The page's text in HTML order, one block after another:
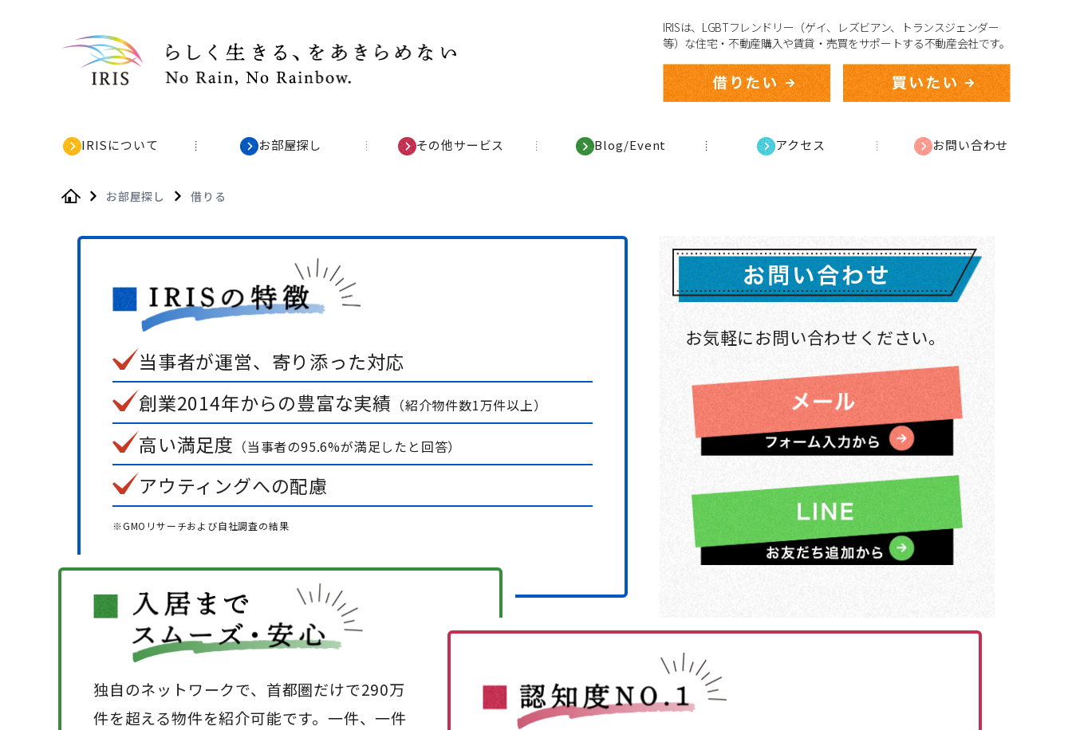
IRISは、LGBTフレンドリー（ゲイ、レズビアン、トランスジェンダー
等）な住宅・不動産購入や賃貸・売買をサポートする不動産会社です。
IRISについて お部屋探し その他サービス Blog/Event アクセス お問い合わせ
お部屋探し 借りる
当事者が運営、寄り添った対応
創業2014年からの豊富な実績 （紹介物件数1万件以上）
高い満足度 （当事者の95.6%が満足したと回答）
アウティングへの配慮
※GMOリサーチおよび自社調査の結果
お気軽にお問い合わせください。
独自のネットワークで、首都圏だけで290万
件を超える物件を紹介可能です。一件、一件